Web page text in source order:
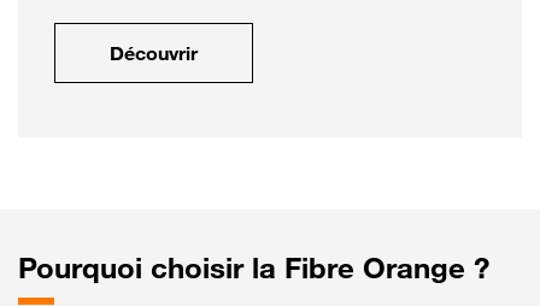
Découvrir
Pourquoi choisir la Fibre Orange ?